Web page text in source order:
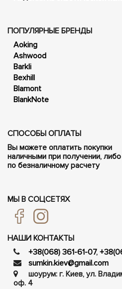
ПОПУЛЯРНЫЕ БРЕНДЫ
Aoking
Ashwood
Barkli
Bexhill
Blamont
BlankNote
СПОСОБЫ ОПЛАТЫ
Вы можете оплатить покупки
наличными при получении, либо
по безналичному расчету
МЫ В СОЦСЕТЯХ
НАШИ КОНТАКТЫ
+38(068) 361-61-07,
sumkin.kiev@gmail.com
шоурум: г. Киев, ул.
оф. 4